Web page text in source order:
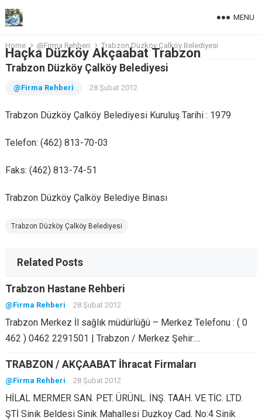
Haçka Düzköy Akçaabat Trabzon
MENU
Home @Firma Rehberi Trabzon Düzköy Çalköy Belediyesi
Trabzon Düzköy Çalköy Belediyesi
@Firma Rehberi 28 Şubat 2012
Trabzon Düzköy Çalköy Belediyesi Kuruluş Tarihi : 1979
Telefon: (462) 813-70-03
Faks: (462) 813-74-51
Trabzon Düzköy Çalköy Belediye Binası
Trabzon Düzköy Çalköy Belediyesi
Related Posts
Trabzon Hastane Rehberi
@Firma Rehberi 28 Şubat 2012
Trabzon Merkez İl sağlık müdürlüğü – Merkez Telefonu : ( 0
462 ) 0462 2291501 | Trabzon / Merkez Şehir:…
TRABZON / AKÇAABAT İhracat Firmaları
@Firma Rehberi 28 Şubat 2012
HİLAL MERMER SAN. PET. ÜRÜNL. İNŞ. TAAH. VE TİC. LTD.
ŞTİ Sinik Beldesi Sinik Mahallesi Duzkoy Cad. No:4 Sinik